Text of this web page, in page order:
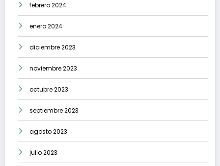
febrero 2024
enero 2024
diciembre 2023
noviembre 2023
octubre 2023
septiembre 2023
agosto 2023
julio 2023